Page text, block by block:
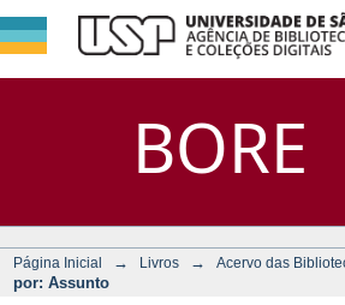
BORE
Filtrar
Assunto
DSpace/Manakin +
Página Inicial → Livros → Acervo das
por: Assunto